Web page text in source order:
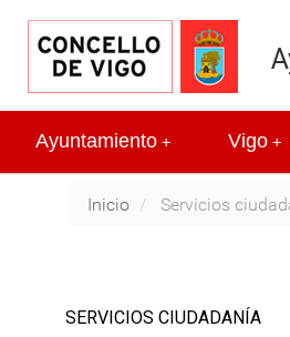
+
Ayuntamiento +
Vigo
Inicio Servicios
SERVICIOS CIUDADANÍA